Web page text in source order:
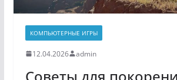
КОМПЬЮТЕРНЫЕ ИГРЫ
12.04.2026 admin
Советы для